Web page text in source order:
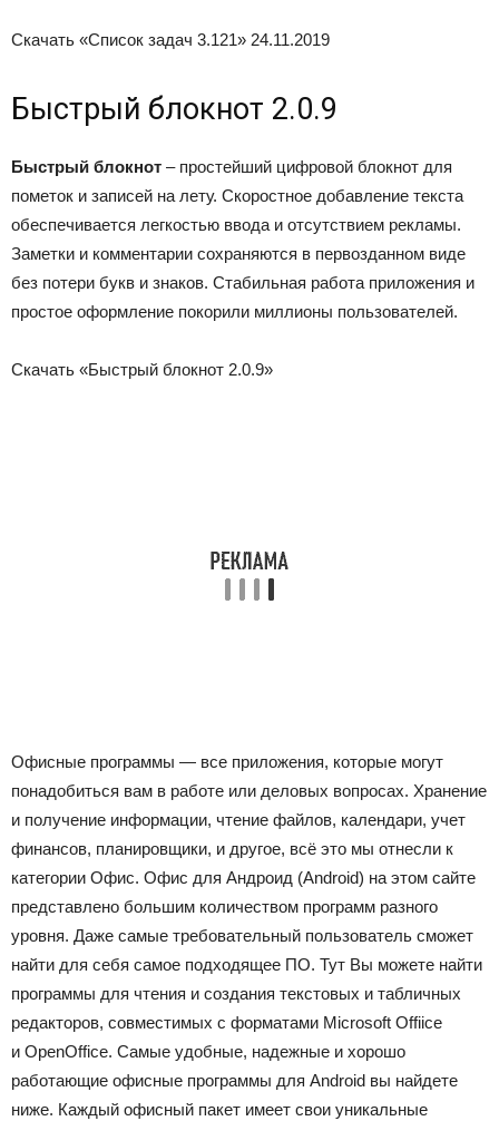
Скачать «Список задач 3.121» 24.11.2019
Быстрый блокнот 2.0.9
Быстрый блокнот – простейший цифровой блокнот для
пометок и записей на лету. Скоростное добавление текста
обеспечивается легкостью ввода и отсутствием рекламы.
Заметки и комментарии сохраняются в первозданном виде
без потери букв и знаков. Стабильная работа приложения и
простое оформление покорили миллионы пользователей.
Скачать «Быстрый блокнот 2.0.9»
Офисные программы — все приложения, которые могут
понадобиться вам в работе или деловых вопросах. Хранение
и получение информации, чтение файлов, календари, учет
финансов, планировщики, и другое, всё это мы отнесли к
категории Офис. Офис для Андроид (Android) на этом сайте
представлено большим количеством программ разного
уровня. Даже самые требовательный пользователь сможет
найти для себя самое подходящее ПО. Тут Вы можете найти
программы для чтения и создания текстовых и табличных
редакторов, совместимых с форматами Microsoft Offiice
и OpenOffice. Самые удобные, надежные и хорошо
работающие офисные программы для Android вы найдете
ниже. Каждый офисный пакет имеет свои уникальные